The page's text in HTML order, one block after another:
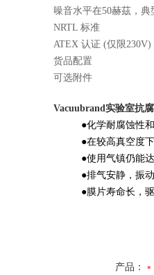
噪音水平在50赫茲，典
NRTL 标准
ATEX 认证 (仅限230V)
货品配置
可选附件
Vacuubrand实验室抗
●化学耐腐蚀性
●在较高真空度
●使用气镇仍能
●排气安静，振
●膜片寿命长，
产品：